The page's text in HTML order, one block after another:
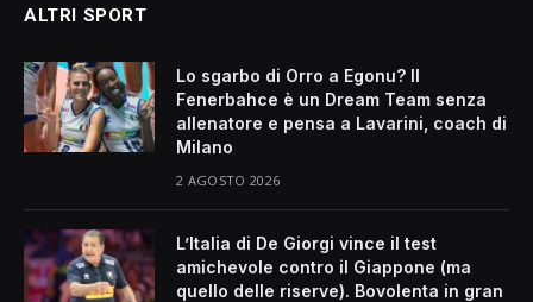
ALTRI SPORT
Lo sgarbo di Orro a Egonu? Il
Fenerbahce è un Dream Team senza
allenatore e pensa a Lavarini, coach di
Milano
2 AGOSTO 2026
L’Italia di De Giorgi vince il test
amichevole contro il Giappone (ma
quello delle riserve). Bovolenta in gran